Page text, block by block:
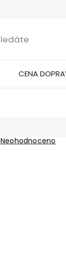
CENA
Neohodnoceno